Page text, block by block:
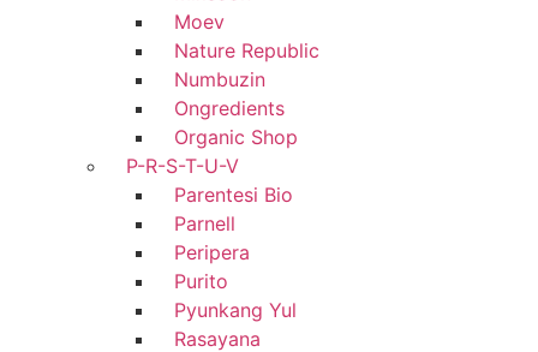
Moev
Nature Republic
Numbuzin
Ongredients
Organic Shop
P-R-S-T-U-V
Parentesi Bio
Parnell
Peripera
Purito
Pyunkang Yul
Rasayana